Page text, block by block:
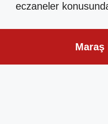
eczaneler
Maraş